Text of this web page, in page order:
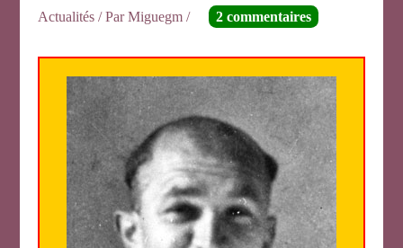
Actualités / ParMiguegm/ 2 commentaires